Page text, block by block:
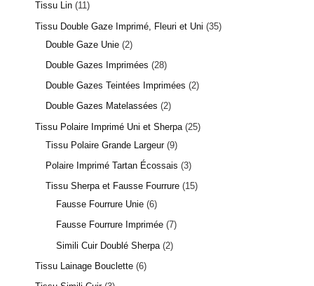
Tissu Lin 11
Tissu Double Gaze Imprimé, Fleuri et Uni 35
Double Gaze Unie 2
Double Gazes Imprimées
28
Double Gazes Teintées Imprimées 2
Double Gazes Matelassées 2
Tissu Polaire Imprimé Uni et Sherpa 25
Tissu Polaire Grande Largeur 9
Polaire Imprimé Tartan Écossais 3
Tissu Sherpa et Fausse Fourrure 15
Fausse Fourrure Unie 6
Fausse Fourrure Imprimée 7
Simili Cuir Doublé Sherpa 2
Tissu Lainage Bouclette 6